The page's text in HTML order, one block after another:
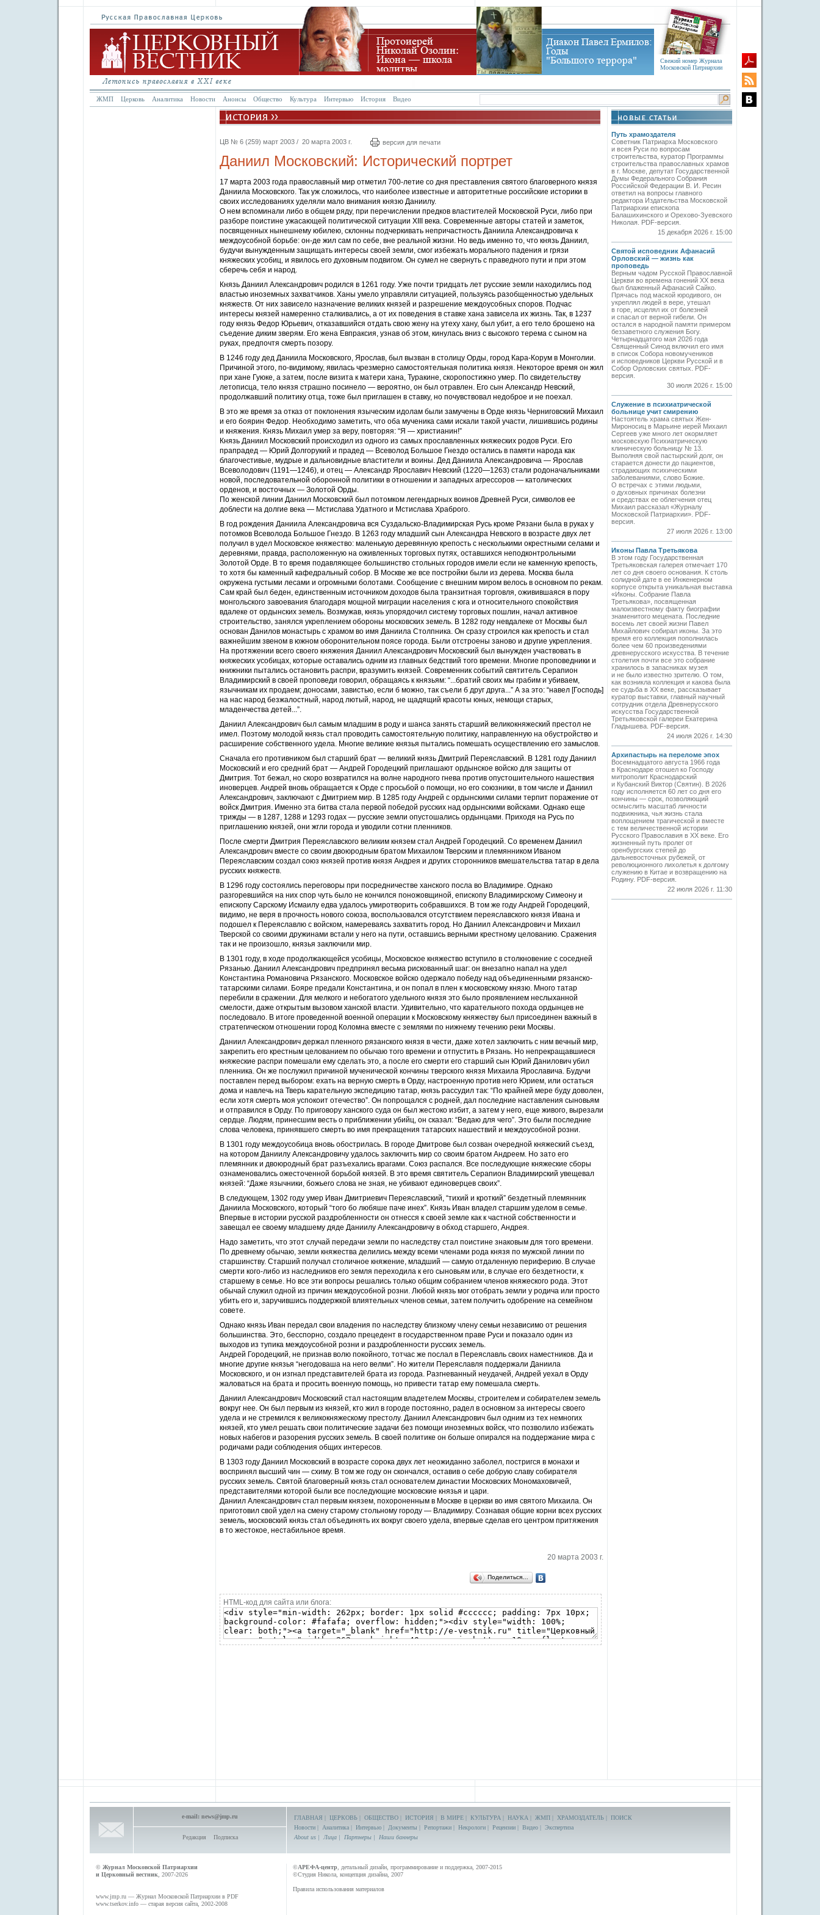
Свежий номер Журнала
Московской Патриархии
ЖМП Церковь Аналитика Новости Анонсы Общество Культура Интервью История Видео
ЦВ № 6 (259) март 2003 / 20 марта 2003 г. версия для печати
Даниил Московский: Исторический портрет
17 марта 2003 года православный мир отметил 700-летие со дня преставления святого благоверного князя
Даниила Московского. Так уж сложилось, что наиболее известные и авторитетные российские историки в
своих исследованиях уделяли мало внимания князю Даниилу.
О нем вспоминали либо в общем ряду, при перечислении предков властителей Московской Руси, либо при
разборе поистине ужасающей политической ситуации XIII века. Современные авторы статей и заметок,
посвященных нынешнему юбилею, склонны подчеркивать непричастность Даниила Александровича к
междоусобной борьбе: он-де жил сам по себе, вне реальной жизни. Но ведь именно то, что князь Даниил,
будучи вынужденным защищать интересы своей земли, смог избежать морального падения и грязи
княжеских усобиц, и явилось его духовным подвигом. Он сумел не свернуть с праведного пути и при этом
сберечь себя и народ.
Князь Даниил Александрович родился в 1261 году. Уже почти тридцать лет русские земли находились под
властью иноземных захватчиков. Ханы умело управляли ситуацией, пользуясь разобщенностью удельных
княжеств. От них зависело назначение великих князей и разрешение междоусобных споров. Подчас
интересы князей намеренно сталкивались, а от их поведения в ставке хана зависела их жизнь. Так, в 1237
году князь Федор Юрьевич, отказавшийся отдать свою жену на утеху хану, был убит, а его тело брошено на
съедение диким зверям. Его жена Евпраксия, узнав об этом, кинулась вниз с высокого терема с сыном на
руках, предпочтя смерть позору.
В 1246 году дед Даниила Московского, Ярослав, был вызван в столицу Орды, город Кара-Корум в Монголии.
Причиной этого, по-видимому, явилась чрезмерно самостоятельная политика князя. Некоторое время он жил
при хане Гуюке, а затем, после визита к матери хана, Туракине, скоропостижно умер. По свидетельству
летописца, тело князя страшно посинело — вероятно, он был отравлен. Его сын Александр Невский,
продолжавший политику отца, тоже был приглашен в ставку, но почувствовал недоброе и не поехал.
В это же время за отказ от поклонения языческим идолам были замучены в Орде князь Черниговский Михаил
и его боярин Федор. Необходимо заметить, что оба мученика сами искали такой участи, лишившись родины
и княжения. Князь Михаил умер за веру, повторяя: “Я — христианин!”
Князь Даниил Московский происходил из одного из самых прославленных княжеских родов Руси. Его
прапрадед — Юрий Долгорукий и прадед — Всеволод Большое Гнездо остались в памяти народа как
благочестивые, мудрые и дальновидные властители и воины. Дед Даниила Александровича — Ярослав
Всеволодович (1191—1246), и отец — Александр Ярославич Невский (1220—1263) стали родоначальниками
новой, последовательной оборонной политики в отношении и западных агрессоров — католических
орденов, и восточных — Золотой Орды.
По женской линии Даниил Московский был потомком легендарных воинов Древней Руси, символов ее
доблести на долгие века — Мстислава Удатного и Мстислава Храброго.
В год рождения Даниила Александровича вся Суздальско-Владимирская Русь кроме Рязани была в руках у
потомков Всеволода Большое Гнездо. В 1263 году младший сын Александра Невского в возрасте двух лет
получил в удел Московское княжество: маленькую деревянную крепость с несколькими окрестными селами и
деревнями, правда, расположенную на оживленных торговых путях, оставшихся неподконтрольными
Золотой Орде. В то время подавляющее большинство стольных городов имели если не каменную крепость,
то хотя бы каменный кафедральный собор. В Москве же все постройки были из дерева. Москва была
окружена густыми лесами и огромными болотами. Сообщение с внешним миром велось в основном по рекам.
Сам край был беден, единственным источником доходов была транзитная торговля, оживившаяся в пору
монгольского завоевания благодаря мощной миграции населения с юга и относительного спокойствия
вдалеке от ордынских земель. Возмужав, князь упорядочил систему торговых пошлин, начал активное
строительство, занялся укреплением обороны московских земель. В 1282 году невдалеке от Москвы был
основан Данилов монастырь с храмом во имя Даниила Столпника. Он сразу строился как крепость и стал
важнейшим звеном в южном оборонительном поясе города. Были отстроены заново и другие укрепления.
На протяжении всего своего княжения Даниил Александрович Московский был вынужден участвовать в
княжеских усобицах, которые оставались одним из главных бедствий того времени. Многие проповедники и
книжники пытались остановить распри, вразумить князей. Современник событий святитель Серапион
Владимирский в своей проповеди говорил, обращаясь к князьям: “...братий своих мы грабим и убиваем,
язычникам их продаем; доносами, завистью, если б можно, так съели б друг друга...” А за это: “навел [Господь]
на нас народ безжалостный, народ лютый, народ, не щадящий красоты юных, немощи старых,
младенчества детей...”.
Даниил Александрович был самым младшим в роду и шанса занять старший великокняжеский престол не
имел. Поэтому молодой князь стал проводить самостоятельную политику, направленную на обустройство и
расширение собственного удела. Многие великие князья пытались помешать осуществлению его замыслов.
Сначала его противником был старший брат — великий князь Дмитрий Переяславский. В 1281 году Даниил
Московский и его средний брат — Андрей Городецкий приглашают ордынское войско для защиты от
Дмитрия. Тот бежал, но скоро возвратился на волне народного гнева против опустошительного нашествия
иноверцев. Андрей вновь обращается к Орде с просьбой о помощи, но его союзники, в том числе и Даниил
Александрович, заключают с Дмитрием мир. В 1285 году Андрей с ордынскими силами терпит поражение от
войск Дмитрия. Именно эта битва стала первой победой русских над ордынскими войсками. Однако еще
трижды — в 1287, 1288 и 1293 годах — русские земли опустошались ордынцами. Приходя на Русь по
приглашению князей, они жгли города и уводили сотни пленников.
После смерти Дмитрия Переяславского великим князем стал Андрей Городецкий. Со временем Даниил
Александрович вместе со своим двоюродным братом Михаилом Тверским и племянником Иваном
Переяславским создал союз князей против князя Андрея и других сторонников вмешательства татар в дела
русских княжеств.
В 1296 году состоялись переговоры при посредничестве ханского посла во Владимире. Однако
разгоревшийся на них спор чуть было не кончился поножовщиной, епископу Владимирскому Симеону и
епископу Сарскому Исмаилу едва удалось умиротворить собравшихся. В том же году Андрей Городецкий,
видимо, не веря в прочность нового союза, воспользовался отсутствием переяславского князя Ивана и
подошел к Переяславлю с войском, намереваясь захватить город. Но Даниил Александрович и Михаил
Тверской со своими дружинами встали у него на пути, оставшись верными крестному целованию. Сражения
так и не произошло, князья заключили мир.
В 1301 году, в ходе продолжающейся усобицы, Московское княжество вступило в столкновение с соседней
Рязанью. Даниил Александрович предпринял весьма рискованный шаг: он внезапно напал на удел
Константина Романовича Рязанского. Московское войско одержало победу над объединенными рязанско-
татарскими силами. Бояре предали Константина, и он попал в плен к московскому князю. Много татар
перебили в сражении. Для мелкого и небогатого удельного князя это было проявлением неслыханной
смелости, даже открытым вызовом ханской власти. Удивительно, что карательного похода ордынцев не
последовало. В итоге проведенной военной операции к Московскому княжеству был присоединен важный в
стратегическом отношении город Коломна вместе с землями по нижнему течению реки Москвы.
Даниил Александрович держал пленного рязанского князя в чести, даже хотел заключить с ним вечный мир,
закрепить его крестным целованием по обычаю того времени и отпустить в Рязань. Но непрекращавшиеся
княжеские распри помешали ему сделать это, а после его смерти его старший сын Юрий Данилович убил
пленника. Он же послужил причиной мученической кончины тверского князя Михаила Ярославича. Будучи
поставлен перед выбором: ехать на верную смерть в Орду, настроенную против него Юрием, или остаться
дома и навлечь на Тверь карательную экспедицию татар, князь рассудил так: “По крайней мере буду доволен,
если хотя смерть моя успокоит отечество”. Он попрощался с родней, дал последние наставления сыновьям
и отправился в Орду. По приговору ханского суда он был жестоко избит, а затем у него, еще живого, вырезали
сердце. Людям, принесшим весть о приближении убийц, он сказал: “Ведаю для чего”. Это были последние
слова человека, принявшего смерть во имя прекращения татарских нашествий и междоусобной розни.
В 1301 году междоусобица вновь обострилась. В городе Дмитрове был созван очередной княжеский съезд,
на котором Даниилу Александровичу удалось заключить мир со своим братом Андреем. Но зато его
племянник и двоюродный брат разъехались врагами. Союз распался. Все последующие княжеские сборы
ознаменовались ожесточенной борьбой князей. В это время святитель Серапион Владимирский увещевал
князей: “Даже язычники, божьего слова не зная, не убивают единоверцев своих”.
В следующем, 1302 году умер Иван Дмитриевич Переяславский, “тихий и кроткий” бездетный племянник
Даниила Московского, который “того бо любяше паче инех”. Князь Иван владел старшим уделом в семье.
Впервые в истории русской раздробленности он отнесся к своей земле как к частной собственности и
завещал ее своему младшему дяде Даниилу Александровичу в обход старшего, Андрея.
Надо заметить, что этот случай передачи земли по наследству стал поистине знаковым для того времени.
По древнему обычаю, земли княжества делились между всеми членами рода князя по мужской линии по
старшинству. Старший получал столичное княжение, младший — самую отдаленную периферию. В случае
смерти кого-либо из наследников его земля переходила к его сыновьям или, в случае его бездетности, к
старшему в семье. Но все эти вопросы решались только общим собранием членов княжеского рода. Этот
обычай служил одной из причин междоусобной розни. Любой князь мог отобрать земли у родича или просто
убить его и, заручившись поддержкой влиятельных членов семьи, затем получить одобрение на семейном
совете.
Однако князь Иван передал свои владения по наследству близкому члену семьи независимо от решения
большинства. Это, бесспорно, создало прецедент в государственном праве Руси и показало один из
выходов из тупика междоусобной розни и раздробленности русских земель.
Андрей Городецкий, не признав волю покойного, тотчас же послал в Переяславль своих наместников. Да и
многие другие князья “негодоваша на него велми”. Но жители Переяславля поддержали Даниила
Московского, и он изгнал представителей брата из города. Разгневанный неудачей, Андрей уехал в Орду
жаловаться на брата и просить военную помощь, но привести татар ему помешала смерть.
Даниил Александрович Московский стал настоящим владетелем Москвы, строителем и собирателем земель
вокруг нее. Он был первым из князей, кто жил в городе постоянно, радел в основном за интересы своего
удела и не стремился к великокняжескому престолу. Даниил Александрович был одним из тех немногих
князей, кто умел решать свои политические задачи без помощи иноземных войск, что позволило избежать
новых набегов и разорения русских земель. В своей политике он больше опирался на поддержание мира с
родичами ради соблюдения общих интересов.
В 1303 году Даниил Московский в возрасте сорока двух лет неожиданно заболел, постригся в монахи и
воспринял высший чин — схиму. В том же году он скончался, оставив о себе добрую славу собирателя
русских земель. Святой благоверный князь стал основателем династии Московских Мономаховичей,
представителями которой были все последующие московские князья и цари.
Даниил Александрович стал первым князем, похороненным в Москве в церкви во имя святого Михаила. Он
приготовил свой удел на смену старому стольному городу — Владимиру. Сознавая общие корни всех русских
земель, московский князь стал объединять их вокруг своего удела, впервые сделав его центром притяжения
в то жестокое, нестабильное время.
20 марта 2003 г.
Поделиться…
HTML-код для сайта или блога:
Путь храмоздателя
Советник Патриарха Московского
и всея Руси по вопросам
строительства, куратор Программы
строительства православных храмов
в г. Москве, депутат Государственной
Думы Федерального Собрания
Российской Федерации В. И. Ресин
ответил на вопросы главного
редактора Издательства Московской
Патриархии епископа
Балашихинского и Орехово-Зуевского
Николая. PDF-версия.
15 декабря 2026 г. 15:00
Святой исповедник Афанасий
Орловский — жизнь как
проповедь
Верным чадом Русской Православной
Церкви во времена гонений XX века
был блаженный Афанасий Сайко.
Прячась под маской юродивого, он
укреплял людей в вере, утешал
в горе, исцелял их от болезней
и спасал от верной гибели. Он
остался в народной памяти примером
беззаветного служения Богу.
Четырнадцатого мая 2026 года
Священный Синод включил его имя
в список Собора новомучеников
и исповедников Церкви Русской и в
Собор Орловских святых. PDF-
версия.
30 июля 2026 г. 15:00
Служение в психиатрической
больнице учит смирению
Настоятель храма святых Жен-
Мироносиц в Марьине иерей Михаил
Сергеев уже много лет окормляет
московскую Психиатрическую
клиническую больницу № 13.
Выполняя свой пастырский долг, он
старается донести до пациентов,
страдающих психическими
заболеваниями, слово Божие.
О встречах с этими людьми,
о духовных причинах болезни
и средствах ее облегчения отец
Михаил рассказал «Журналу
Московской Патриархии». PDF-
версия.
27 июля 2026 г. 13:00
Иконы Павла Третьякова
В этом году Государственная
Третьяковская галерея отмечает 170
лет со дня своего основания. К столь
солидной дате в ее Инженерном
корпусе открыта уникальная выставка
«Иконы. Собрание Павла
Третьякова», посвященная
малоизвестному факту биографии
знаменитого мецената. Последние
восемь лет своей жизни Павел
Михайлович собирал иконы. За это
время его коллекция пополнилась
более чем 60 произведениями
древнерусского искусства. В течение
столетия почти все это собрание
хранилось в запасниках музея
и не было известно зрителю. О том,
как возникла коллекция и какова была
ее судьба в ХХ веке, рассказывает
куратор выставки, главный научный
сотрудник отдела Древнерусского
искусства Государственной
Третьяковской галереи Екатерина
Гладышева. PDF-версия.
24 июля 2026 г. 14:30
Архипастырь на переломе эпох
Восемнадцатого августа 1966 года
в Краснодаре отошел ко Господу
митрополит Краснодарский
и Кубанский Виктор (Святин). В 2026
году исполняется 60 лет со дня его
кончины — срок, позволяющий
осмыслить масштаб личности
подвижника, чья жизнь стала
воплощением трагической и вместе
с тем величественной истории
Русского Православия в XX веке. Его
жизненный путь пролег от
оренбургских степей до
дальневосточных рубежей, от
революционного лихолетья к долгому
служению в Китае и возвращению на
Родину. PDF-версия.
22 июля 2026 г. 11:30
e-mail: news@jmp.ru
Редакция Подписка
ГЛАВНАЯ | ЦЕРКОВЬ | ОБЩЕСТВО | ИСТОРИЯ | В МИРЕ | КУЛЬТУРА | НАУКА | ЖМП | ХРАМОЗДАТЕЛЬ | ПОИСК
Новости | Аналитика | Интервью | Документы | Репортажи | Некрологи | Рецензии | Видео | Экспертиза
About us | Лица | Партнеры | Наши баннеры
© Журнал Московской Патриархии
и Церковный вестник , 2007-2026
www.jmp.ru — Журнал Московской Патриархии в PDF
www.tserkov.info — старая версия сайта, 2002-2008
©АРЕФА-центр , детальный дизайн, программирование и поддержка, 2007-2015
©Студия Никола, концепция дизайна, 2007
Правила использования материалов